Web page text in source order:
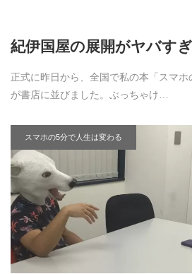
紀伊国屋の展開がヤバすぎ
正式に昨日から、全国で私の本「スマホ
が書店に並びました。ぶっちゃけ…
スマホの5分で人生は変わる